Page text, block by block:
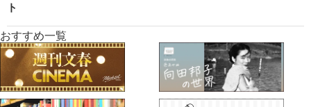
ト
おすすめ一覧